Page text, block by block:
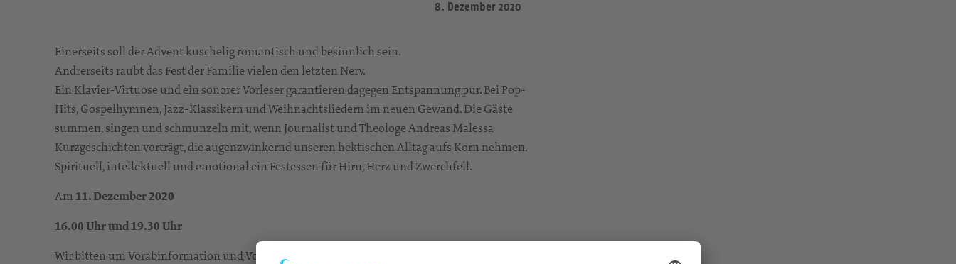
8. Dezember 2020
Einerseits soll der Advent kuschelig romantisch und besinnlich sein.
Andrerseits raubt das Fest der Familie vielen den letzten Nerv.
Ein Klavier-Virtuose und ein sonorer Vorleser garantieren dagegen Entspannung pur. Bei Pop-
Hits, Gospelhymnen, Jazz-Klassikern und Weihnachtsliedern im neuen Gewand. Die Gäste
summen, singen und schmunzeln mit, wenn Journalist und Theologe Andreas Malessa
Kurzgeschichten vorträgt, die augenzwinkernd unseren hektischen Alltag aufs Korn nehmen.
Spirituell, intellektuell und emotional ein Festessen für Hirn, Herz und Zwerchfell.
Am 11. Dezember 2020
16.00 Uhr und 19.30 Uhr
Wir bitten um Vorabinformation und Voranmeldung im Ev.- Luth.- Pfarramt von St.Laurentius